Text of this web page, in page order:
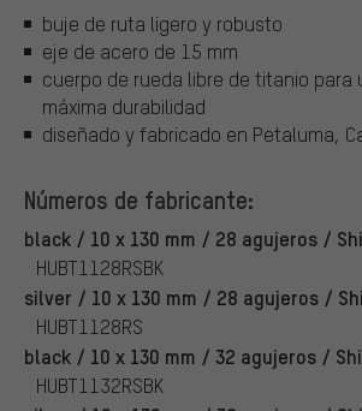
buje de ruta ligero y robusto
eje de acero de 15 mm
cuerpo de rueda libre de titanio para
máxima durabilidad
diseñado y fabricado en Petaluma,
Números de fabricante:
black / 10 x 130 mm / 28 agujeros /
HUBT1128RSBK
silver / 10 x 130 mm / 28 agujeros /
HUBT1128RS
black / 10 x 130 mm / 32 agujeros /
HUBT1132RSBK